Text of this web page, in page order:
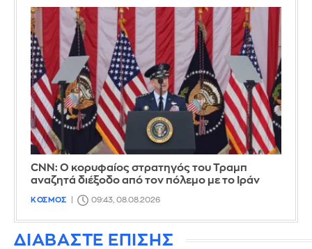
CNN: Ο κορυφαίος στρατηγός του Τραμπ
αναζητά διέξοδο από τον πόλεμο με το Ιράν
ΚΟΣΜΟΣ 09:43, 08.08.2026
ΔΙΑΒΑΣΤΕ ΕΠΙΣΗΣ